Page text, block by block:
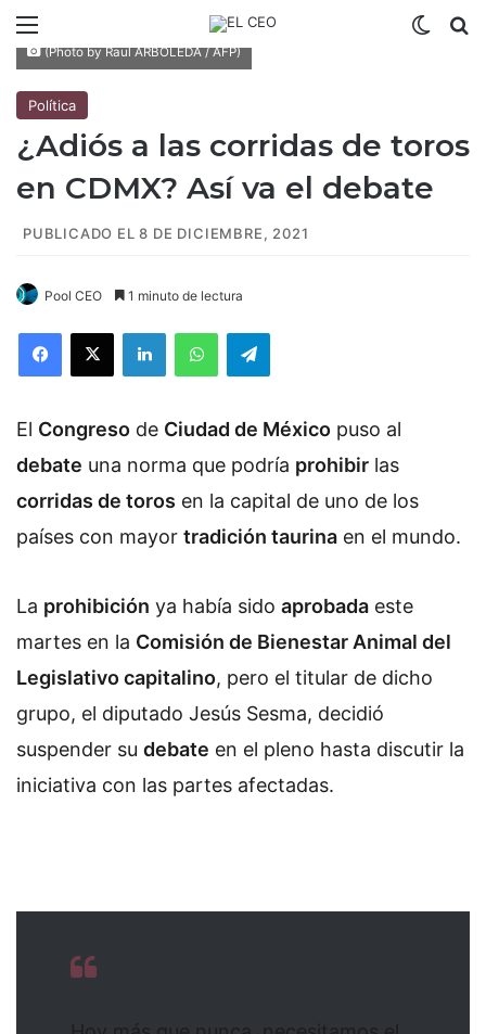
(Photo by Raul ARBOLEDA / AFP)
Política
¿Adiós a las corridas de toros
en CDMX? Así va el debate
PUBLICADO EL 8 DE DICIEMBRE, 2021
Pool CEO 1 minuto de lectura
El Congreso de Ciudad de México puso al
debate una norma que podría prohibir las
corridas de toros en la capital de uno de los
países con mayor tradición taurina en el mundo.
La prohibición ya había sido aprobada este
martes en la Comisión de Bienestar Animal del
Legislativo capitalino, pero el titular de dicho
grupo, el diputado Jesús Sesma, decidió
suspender su debate en el pleno hasta discutir la
iniciativa con las partes afectadas.